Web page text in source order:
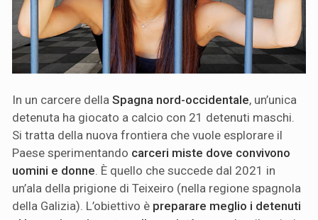
In un carcere della Spagna nord-occidentale, un’unica
detenuta ha giocato a calcio con 21 detenuti maschi.
Si tratta della nuova frontiera che vuole esplorare il
Paese sperimentando carceri miste dove convivono
uomini e donne. È quello che succede dal 2021 in
un’ala della prigione di Teixeiro (nella regione spagnola
della Galizia). L’obiettivo è preparare meglio i detenuti